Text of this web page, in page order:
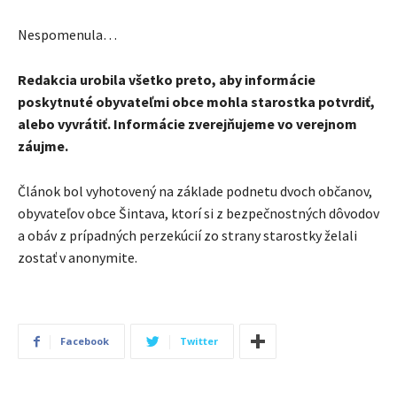
Nespomenula…
Redakcia urobila všetko preto, aby informácie
poskytnuté obyvateľmi obce mohla starostka potvrdiť,
alebo vyvrátiť. Informácie zverejňujeme vo verejnom
záujme.
Článok bol vyhotovený na základe podnetu dvoch občanov,
obyvateľov obce Šintava, ktorí si z bezpečnostných dôvodov
a obáv z prípadných perzekúcií zo strany starostky želali
zostať v anonymite.
Facebook Twitter